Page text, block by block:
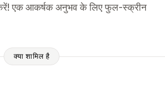
एक आकर्षक अनुभव के लिए फुल-स्क्रीन
क्या शामिल है